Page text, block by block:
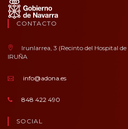
CONTACTO
Irunlarrea, 3 (Recinto del Hospital
IRUÑA
info@adona.es
848 422 490
SOCIAL